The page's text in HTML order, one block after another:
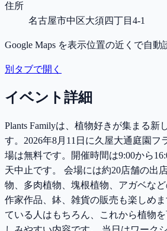
住所
名古屋市中区大須四丁目4-1
Google Maps を表示位置の近くで自動
別タブで開く
イベント詳細
Plants Familyは、植物好きが集まる新
す。2026年8月11日に久屋大通庭園フ
場は無料です。開催時間は9:00から
天中止です。 会場には約20店舗の出
物、多肉植物、塊根植物、アガベなど
作家作品、鉢、雑貨の販売も楽しめ
ている人はもちろん、これから植物